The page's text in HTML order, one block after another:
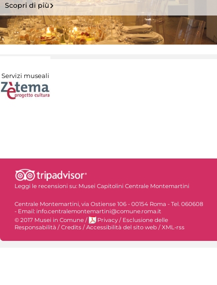
Scopri di più
Servizi museali
Leggi le recensioni su: Musei Capitolini Centrale Montemartini
Centrale Montemartini, via Ostiense 106 - 00154 Roma - Tel. 060608
- Email: info.centralemontemartini@comune.roma.it
© 2017 Musei in Comune / Privacy / Esclusione delle
Responsabilità / Credits / Accessibilità del sito web / XML-rss